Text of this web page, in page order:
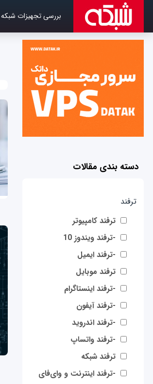
بررسی تجهیزات شبکه
دسته بندی مقالات
ترفند
ترفند کامپیوتر
-ترفند ویندوز 10
-ترفند ایمیل
ترفند موبایل
-ترفند اینستاگرام
-ترفند آیفون
-ترفند اندروید
-ترفند واتساپ
ترفند شبکه
-ترفند اینترنت و وای‌فای